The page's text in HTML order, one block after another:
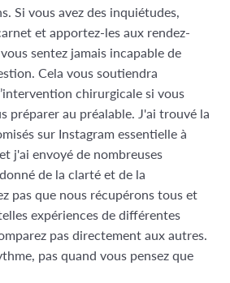
Si vous avez des inquiétudes,
et apportez-les aux rendez-
sentez jamais incapable de
Cela vous soutiendra
chirurgicale si vous
préparer au préalable. J'ai trouvé la
sur Instagram essentielle à
j'ai envoyé de nombreuses
de la clarté et de la
pas que nous récupérons tous et
expériences de différentes
pas directement aux autres.
pas quand vous pensez que